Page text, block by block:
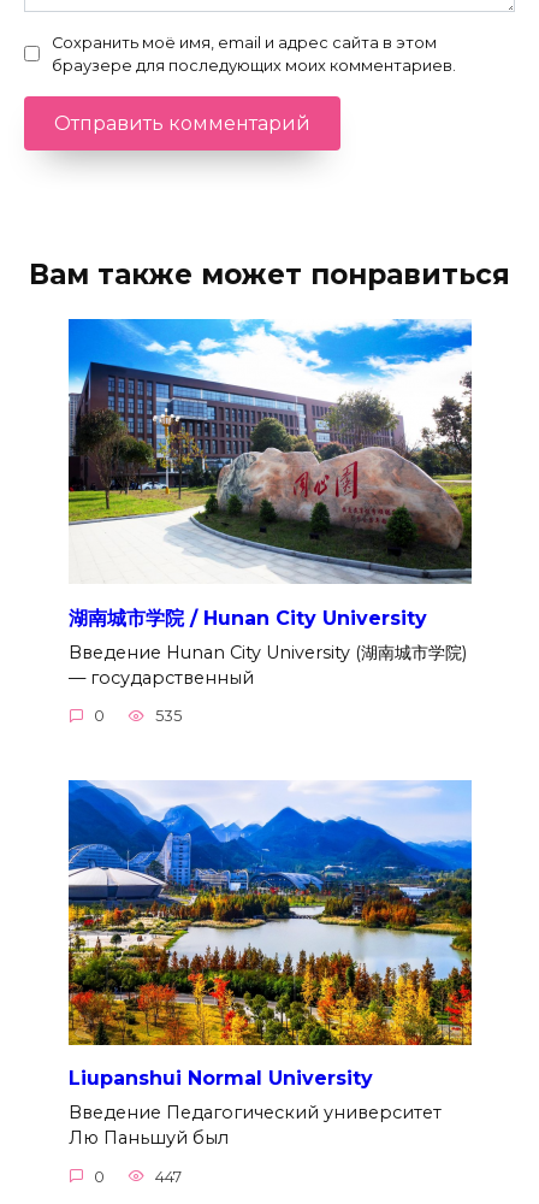
Сохранить моё имя, email и адрес сайта в этом
браузере для последующих моих комментариев.
Вам также может понравиться
湖南城市学院 / Hunan City University
Введение Hunan City University (湖南城市学院)
— государственный
0 535
Liupanshui Normal University
Введение Педагогический университет
Лю Паньшуй был
0 447